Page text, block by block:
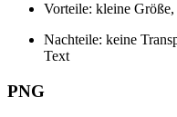
Vorteile: kleine Größe,
Nachteile: keine
Text
PNG